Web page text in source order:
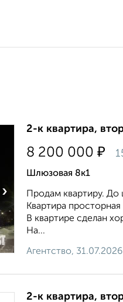
›
2-к квартира,
8 200 000 ₽
Шлюзовая 8к1
Продам квартиру.
Квартира
В квартире сделан
На...
Агентство, 31.07.2026
2-к квартира,